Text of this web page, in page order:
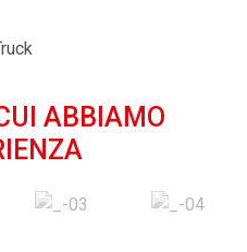
ABBIAMO